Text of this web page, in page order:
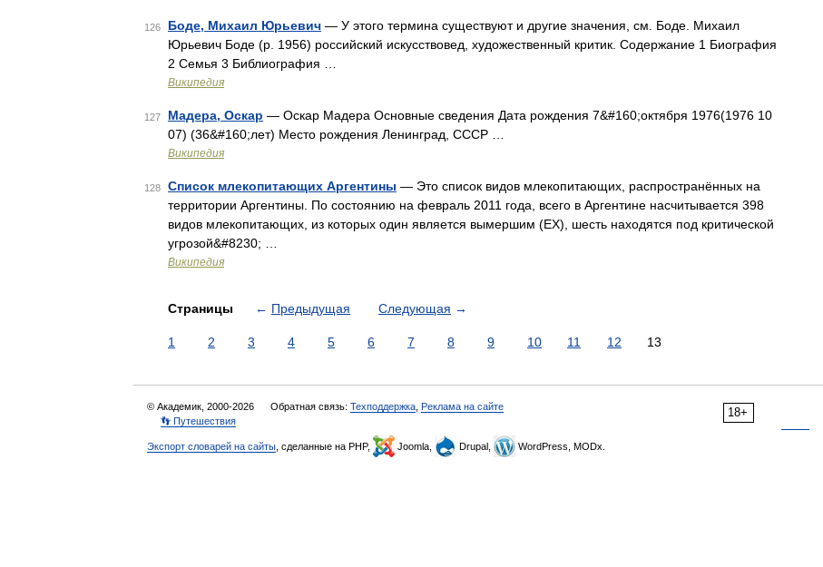
126 Боде, Михаил Юрьевич — У этого термина существуют и другие значения, см. Боде. Михаил
Юрьевич Боде (р. 1956) российский искусствовед, художественный критик. Содержание 1 Биография
2 Семья 3 Библиография …
Википедия
127 Мадера, Оскар — Оскар Мадера Основные сведения Дата рождения 7&#160;октября 1976(1976 10
07) (36&#160;лет) Место рождения Ленинград, СССР …
Википедия
128 Список млекопитающих Аргентины — Это список видов млекопитающих, распространённых на
территории Аргентины. По состоянию на февраль 2011 года, всего в Аргентине насчитывается 398
видов млекопитающих, из которых один является вымершим (EX), шесть находятся под критической
угрозой&#8230; …
Википедия
Страницы ← Предыдущая Следующая →
1 2 3 4 5 6 7 8 9 10 11 12 13
18+
© Академик, 2000-2026 Обратная связь: Техподдержка Реклама на сайте
👣 Путешествия
Экспорт словарей на сайты , сделанные на PHP, Joomla, Drupal, WordPress, MODx.